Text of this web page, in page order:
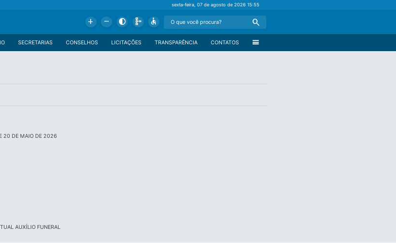
sexta-feira, 07 de agosto de 202615:55
Add Remove Contrast Schema Accessible Search
menu
CONTATOS
TRANSPARÊNCIA
LICITAÇÕES
CONSELHOS
SECRETARIAS
20 DE MAIO DE 2026
AUXÍLIO FUNERAL